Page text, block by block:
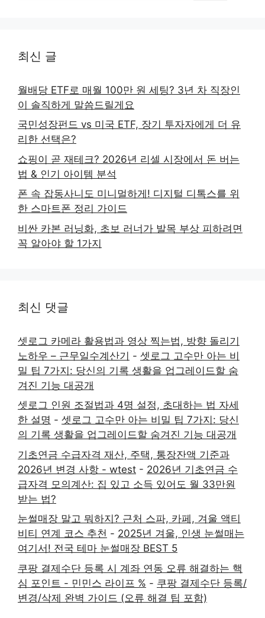
최신 글
월배당 ETF로 매월 100만 원 세팅? 3년 차 직장인
이 솔직하게 말씀드릴게요
국민성장펀드 vs 미국 ETF, 장기 투자자에게 더 유
리한 선택은?
쇼핑이 곧 재테크? 2026년 리셀 시장에서 돈 버는
법 & 인기 아이템 분석
폰 속 잡동사니도 미니멀하게! 디지털 디톡스를 위
한 스마트폰 정리 가이드
비싼 카본 러닝화, 초보 러너가 발목 부상 피하려면
꼭 알아야 할 1가지
최신 댓글
셋로그 카메라 활용법과 영상 찍는법, 방향 돌리기
노하우 – 근무일수계산기 - 셋로그 고수만 아는 비
밀 팁 7가지: 당신의 기록 생활을 업그레이드할 숨
겨진 기능 대공개
셋로그 인원 조절법과 4명 설정, 초대하는 법 자세
한 설명 - 셋로그 고수만 아는 비밀 팁 7가지: 당신
의 기록 생활을 업그레이드할 숨겨진 기능 대공개
기초연금 수급자격 재산, 주택, 통장잔액 기준과
2026년 변경 사항 - wtest - 2026년 기초연금 수
급자격 모의계산: 집 있고 소득 있어도 월 33만원
받는 법?
눈썰매장 말고 뭐하지? 근처 스파, 카페, 겨울 액티
비티 연계 코스 추천 - 2025년 겨울, 인생 눈썰매는
여기서! 전국 테마 눈썰매장 BEST 5
쿠팡 결제수단 등록 시 계좌 연동 오류 해결하는 핵
심 포인트 - 민민스 라이프 % - 쿠팡 결제수단 등록/
변경/삭제 완벽 가이드 (오류 해결 팁 포함)